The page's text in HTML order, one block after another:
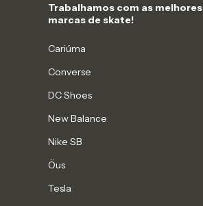
Trabalhamos com as melhores
marcas de skate!
Cariúma
Converse
DC Shoes
New Balance
Nike SB
Öus
Tesla